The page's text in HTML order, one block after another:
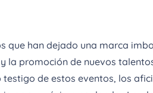
que han dejado una marca
la promoción de nuevos
de estos eventos, los